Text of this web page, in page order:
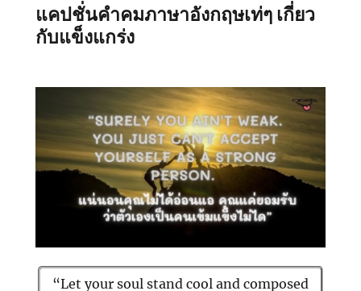
แคปชั่นคำคมภาษาอังกฤษเท่ๆ เกี่ยว
กับแข็งแกร่ง
“Let your soul stand cool and composed